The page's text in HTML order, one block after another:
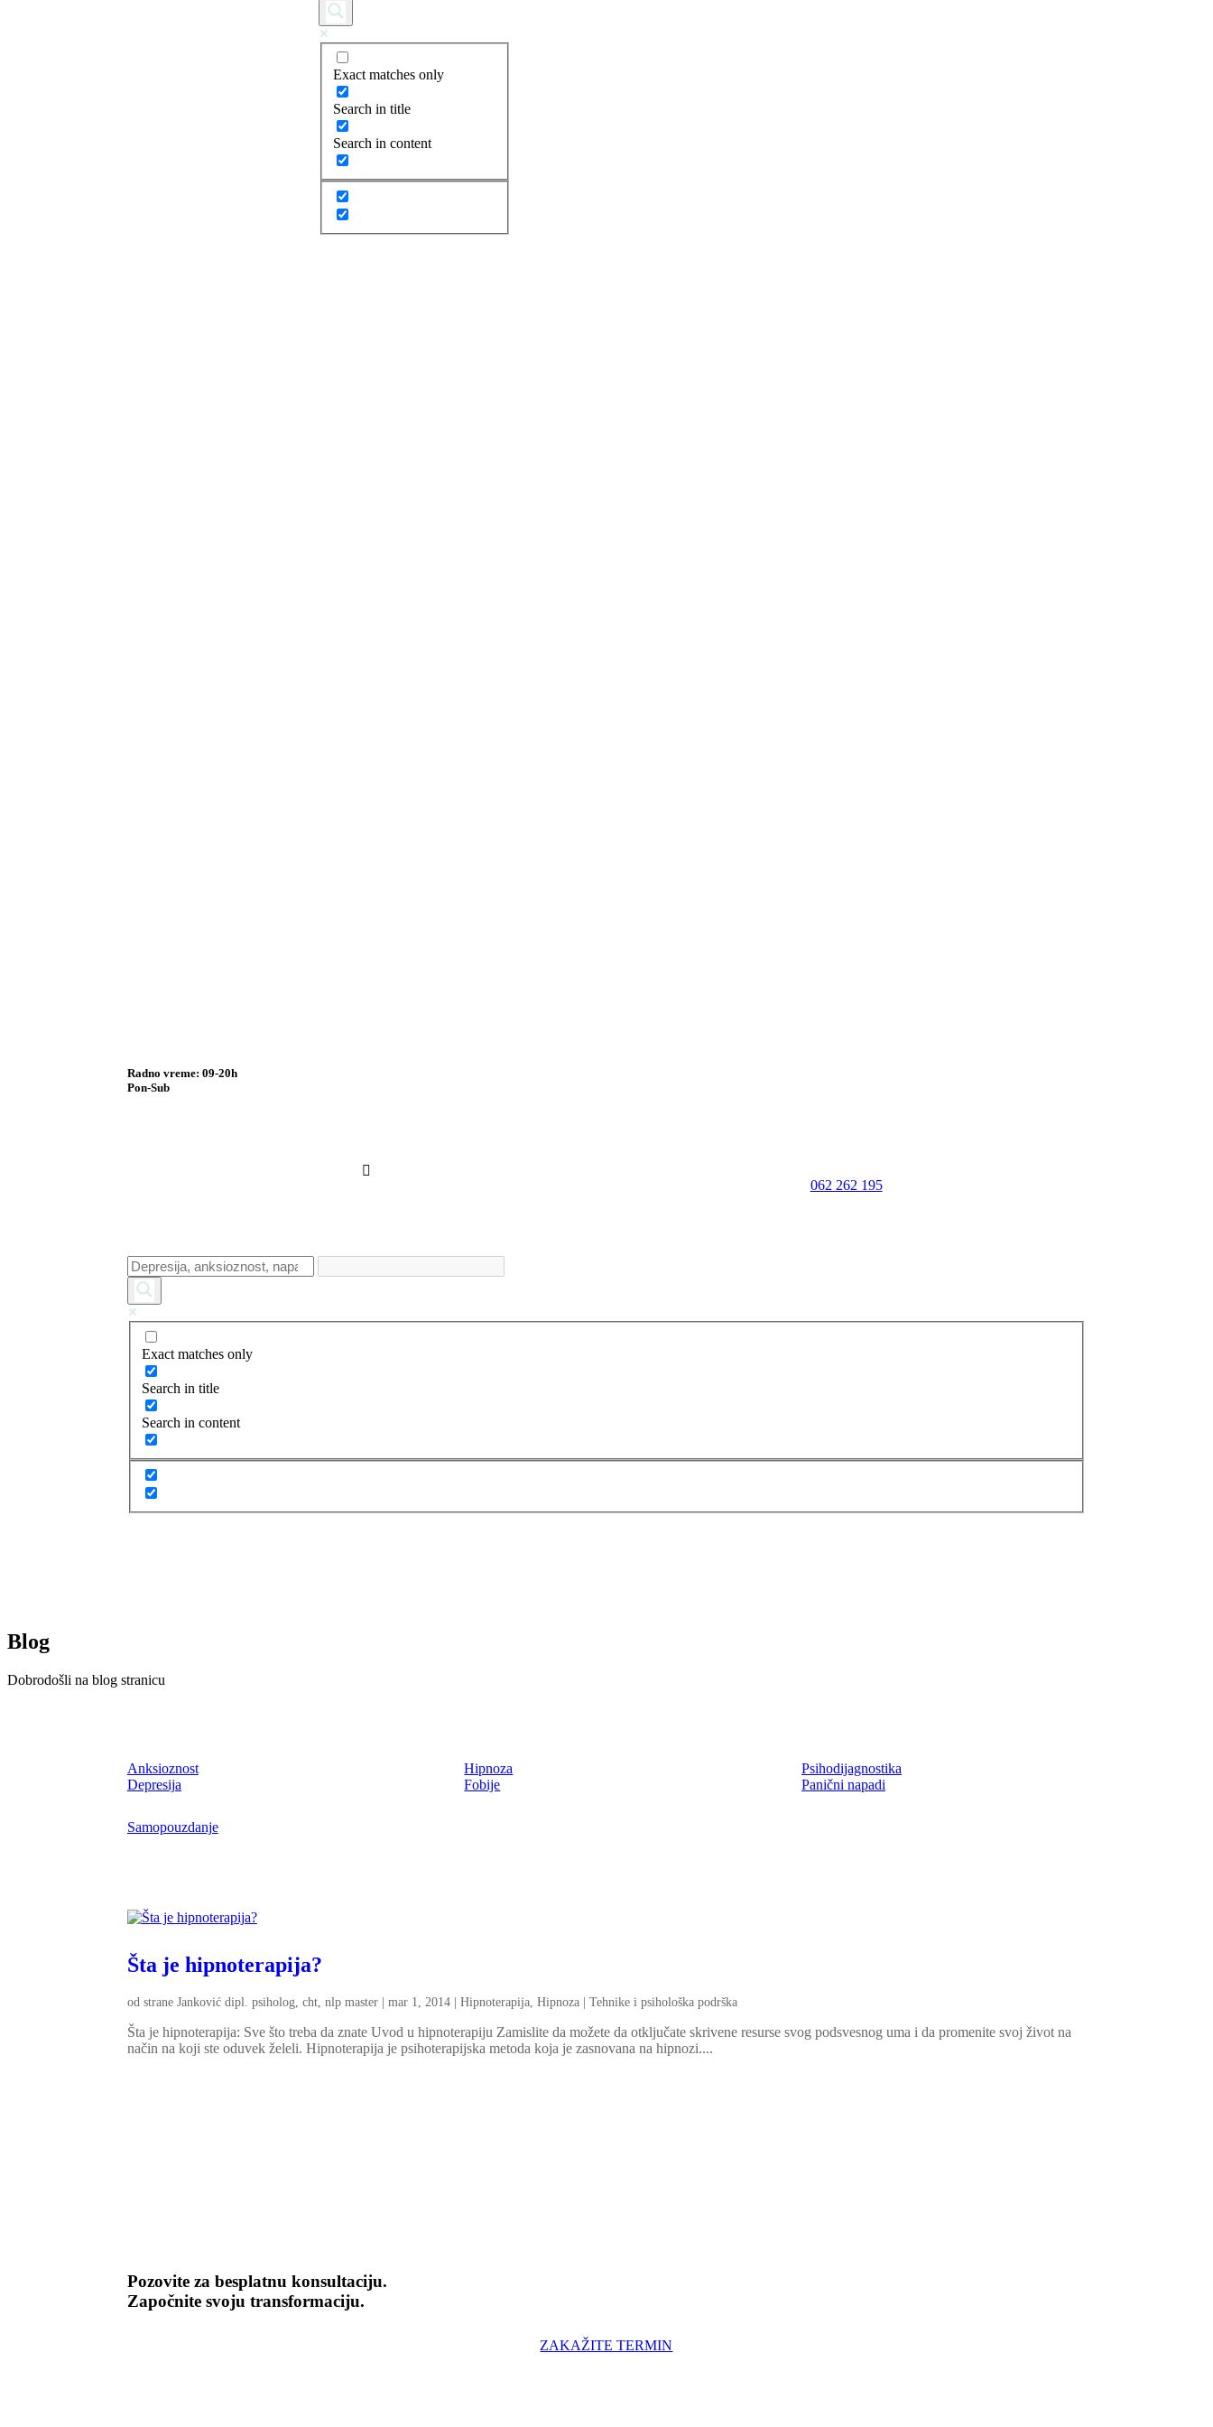
Exact matches only
Search in title
Search in content
Radno vreme: 09-20h
Pon-Sub

062 262 195
Exact matches only
Search in title
Search in content
Blog
Dobrodošli na blog stranicu
Anksioznost
Depresija
Samopouzdanje
Hipnoza
Fobije
Psihodijagnostika
Panični napadi
Šta je hipnoterapija?
od strane Janković dipl. psiholog, cht, nlp master| mar 1, 2014| Hipnoterapija, Hipnoza | Tehnike i psihološka podrška
Šta je hipnoterapija: Sve što treba da znate Uvod u hipnoterapiju Zamislite da možete da otključate skrivene resurse svog podsvesnog uma i da promenite svoj život na
način na koji ste oduvek želeli. Hipnoterapija je psihoterapijska metoda koja je zasnovana na hipnozi....
Pozovite za besplatnu konsultaciju.
Započnite svoju transformaciju.
ZAKAŽITE TERMIN